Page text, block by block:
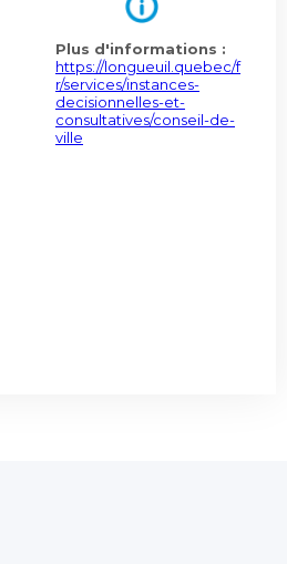
Plus d'informations :
https://longueuil.quebec/f
r/services/instances-
decisionnelles-et-
consultatives/conseil-de-
ville